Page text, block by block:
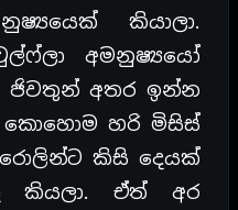
කියාලා.
අමනුෂ්‍යයෝ
ජිවතුන් අතර ඉන්න
කොහොම හරි මිසිස්
කිසි දෙයක්
කියලා. ඒත් අර